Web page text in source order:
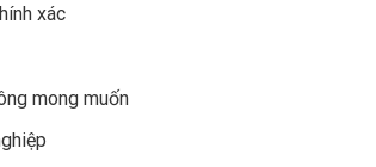
xác
mong muốn